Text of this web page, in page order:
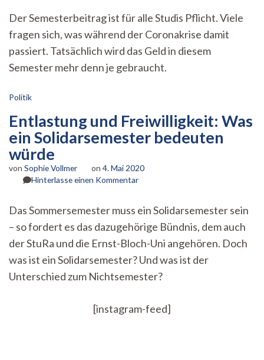
die
Uni
lahm
–
Aber
unser
Semesterbeitrag?
Der Semesterbeitrag ist für alle Studis Pflicht. Viele
fragen sich, was während der Coronakrise damit
passiert. Tatsächlich wird das Geld in diesem
Semester mehr denn je gebraucht.
Politik
Entlastung und Freiwilligkeit: Was
ein Solidarsemester bedeuten
würde
von Sophie Vollmer on 4. Mai 2020
Hinterlasse einen Kommentarzu
Freiwilligkeit:
Was
ein
Solidarsemester
bedeuten
würde
Das Sommersemester muss ein Solidarsemester sein
– so fordert es das dazugehörige Bündnis, dem auch
der StuRa und die Ernst-Bloch-Uni angehören. Doch
was ist ein Solidarsemester? Und was ist der
Unterschied zum Nichtsemester?
[instagram-feed]